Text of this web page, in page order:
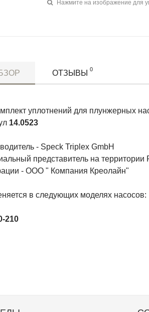
Нажмите на изображение для
ОТЗЫВЫ 0
уплотнений для плунжерных
14.0523
- Speck Triplex GmbH
представитель на территории
- ООО " Компания Креолайн"
в следующих моделях насосов:
210